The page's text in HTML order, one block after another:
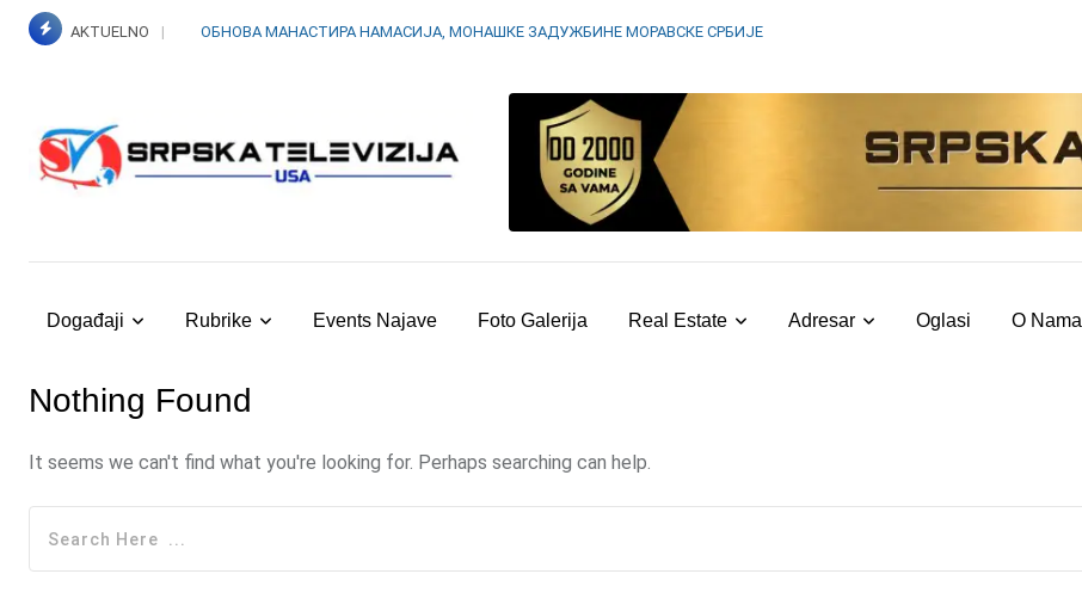
Skip
AKTUELNO ОБНОВА МАНАСТИРА НАМАСИЈА, МОНАШКЕ ЗАДУЖБИНЕ МОРАВСКЕ СРБИЈЕ
Događaji Rubrike Events Najave Foto Galerija Real Estate Adresar Oglasi O Nama
Nothing Found
It seems we can't find what you're looking for. Perhaps searching can help.